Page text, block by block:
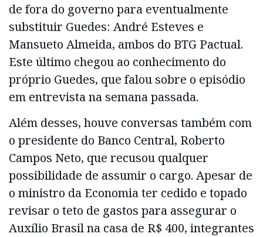
de fora do governo para eventualmente
substituir Guedes: André Esteves e
Mansueto Almeida, ambos do BTG Pactual.
Este último chegou ao conhecimento do
próprio Guedes, que falou sobre o episódio
em entrevista na semana passada.
Além desses, houve conversas também com
o presidente do Banco Central, Roberto
Campos Neto, que recusou qualquer
possibilidade de assumir o cargo. Apesar de
o ministro da Economia ter cedido e topado
revisar o teto de gastos para assegurar o
Auxílio Brasil na casa de R$ 400, integrantes